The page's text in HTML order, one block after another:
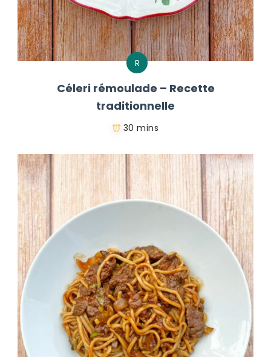
R
Céleri rémoulade – Recette
traditionnelle
30 mins